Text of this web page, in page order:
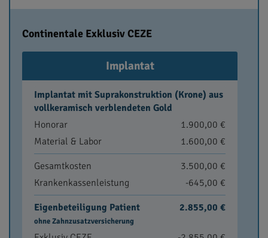
Continentale Exklusiv CEZE
Implantat
Implantat mit Suprakonstruktion (Krone) aus
vollkeramisch verblendeten Gold
Honorar
1.900,00 €
Material & Labor
1.600,00 €
Gesamtkosten
3.500,00 €
Krankenkassenleistung
-645,00 €
Eigenbeteiligung Patient
ohne Zahnzusatzversicherung
2.855,00 €